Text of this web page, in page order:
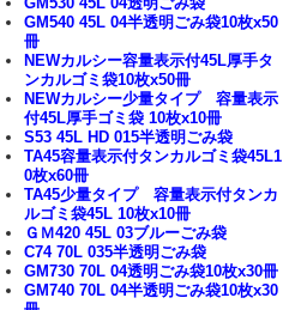
GM540 45L 04半透明ごみ袋10枚x50
冊
NEWカルシー容量表示付45L厚手タ
ンカルゴミ袋10枚x50冊
NEWカルシー少量タイプ 容量表示
付45L厚手ゴミ袋 10枚x10冊
S53 45L HD 015半透明ごみ袋
TA45容量表示付タンカルゴミ袋45L1
0枚x60冊
TA45少量タイプ 容量表示付タンカ
ルゴミ袋45L 10枚x10冊
ＧＭ420 45L 03ブルーごみ袋
C74 70L 035半透明ごみ袋
GM730 70L 04透明ごみ袋10枚x30冊
GM740 70L 04半透明ごみ袋10枚x30